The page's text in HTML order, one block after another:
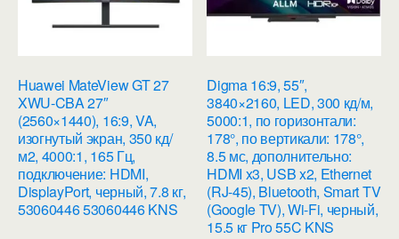
Huawei MateView GT 27
XWU-CBA 27″
(2560×1440), 16:9, VA,
изогнутый экран, 350 кд/
м2, 4000:1, 165 Гц,
подключение: HDMI,
DisplayPort, черный, 7.8 кг,
53060446 53060446 KNS
Digma 16:9, 55″,
3840×2160, LED, 300 кд/м,
5000:1, по горизонтали:
178°, по вертикали: 178°,
8.5 мс, дополнительно:
HDMI x3, USB x2, Ethernet
(RJ-45), Bluetooth, Smart TV
(Google TV), Wi-Fi, черный,
15.5 кг Pro 55C KNS